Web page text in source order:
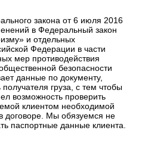
закона от 6 июля 2016
в Федеральный закон
и отдельных
Федерации в части
мер противодействия
безопасности
данные по документу,
груза, с тем чтобы
возможность проверить
клиентом необходимой
договоре. Мы обязуемся не
паспортные данные клиента.